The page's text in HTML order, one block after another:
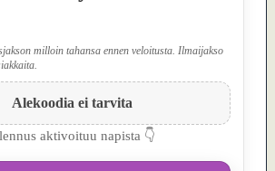
milloin tahansa ennen veloitusta. Ilmaijakso
Alekoodia ei tarvita
aktivoituu napista 👇